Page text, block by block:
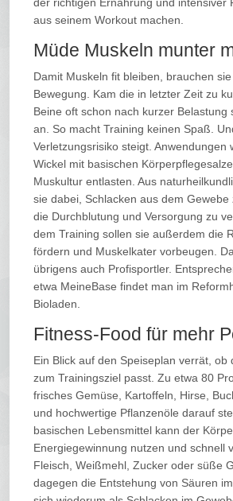
der richtigen Ernährung und intensiver
aus seinem Workout machen.
Müde Muskeln munter
Damit Muskeln fit bleiben, brauchen
Bewegung. Kam die in letzter Zeit zu
Beine oft schon nach kurzer Belastung
an. So macht Training keinen Spaß.
Verletzungsrisiko steigt. Anwendungen
Wickel mit basischen
Muskultur entlasten. Aus
sie dabei, Schlacken aus dem
die Durchblutung und Versorgung zu
dem Training sollen sie außerdem die
fördern und Muskelkater vorbeugen.
übrigens auch Profisportler.
etwa MeineBase findet man im
Bioladen.
Fitness-Food für mehr
Ein Blick auf den Speiseplan verrät, ob
zum Trainingsziel passt. Zu etwa 80
frisches Gemüse, Kartoffeln, Hirse,
und hochwertige Pflanzenöle darauf
basischen Lebensmittel kann der
Energiegewinnung nutzen und schnell
Fleisch, Weißmehl, Zucker oder süße
dagegen die Entstehung von Säuren